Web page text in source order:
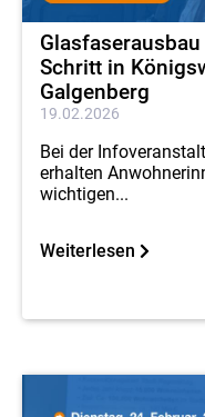
Schritt in
Galgenberg
19.02.2026
Bei der
erhalten
wichtigen...
Weiterlesen